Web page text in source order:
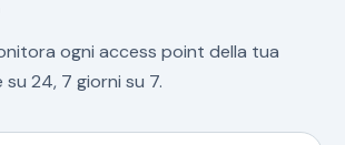
ogni access point della tua
24, 7 giorni su 7.